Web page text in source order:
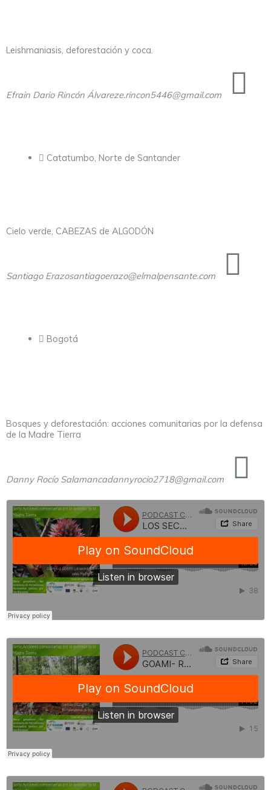
Leishmaniasis, deforestación y coca.
Efrain Dario Rincón Álvareze.rincon5446@gmail.com
Catatumbo, Norte de Santander
Cielo verde, CABEZAS de ALGODÓN
Santiago Erazosantiagoerazo@elmalpensante.com
Bogotá
Bosques y deforestación: acciones comunitarias por la defensa
de la Madre Tierra
Danny Rocío Salamancadannyrocio2718@gmail.com